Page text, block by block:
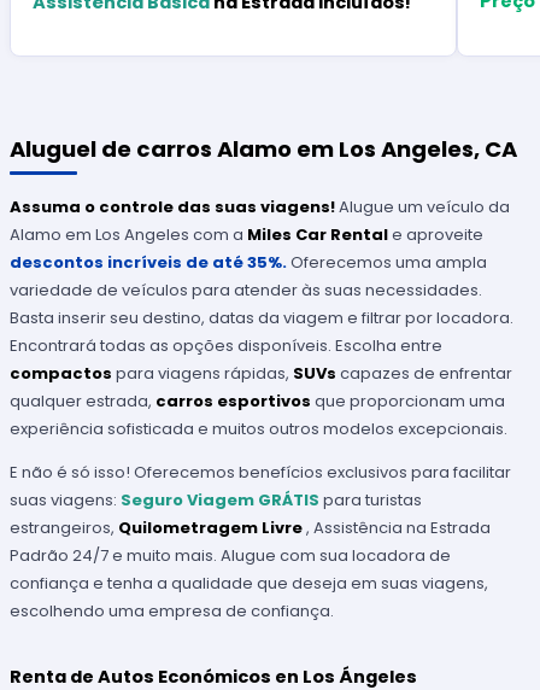
Aluguel de carros Alamo em Los Angeles, CA
Assuma o controle das suas viagens!Alugue um veículo da
Alamo em Los Angeles com a Miles Car Rentale aproveite
descontos incríveis de até 35%.Oferecemos uma ampla
variedade de veículos para atender às suas necessidades.
Basta inserir seu destino, datas da viagem e filtrar por locadora.
Encontrará todas as opções disponíveis. Escolha entre
compactospara viagens rápidas, SUVscapazes de enfrentar
qualquer estrada, carros esportivosque proporcionam uma
experiência sofisticada e muitos outros modelos excepcionais.
E não é só isso! Oferecemos benefícios exclusivos para facilitar
suas viagens: Seguro Viagem GRÁTISpara turistas
estrangeiros, Quilometragem Livre, Assistência na Estrada
Padrão 24/7 e muito mais. Alugue com sua locadora de
confiança e tenha a qualidade que deseja em suas viagens,
escolhendo uma empresa de confiança.
Renta de Autos Económicos en Los Ángeles